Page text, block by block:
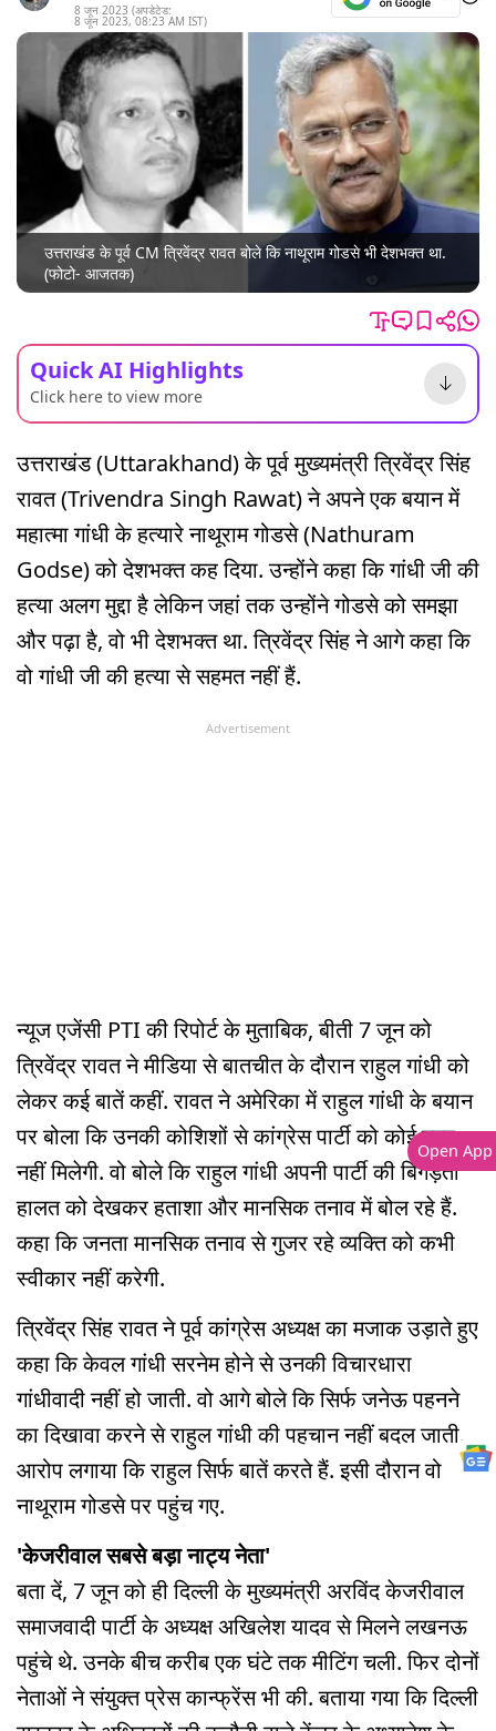
8 जून 2023 (अपडेटेड:
8 जून 2023, 08:23 AM IST)
उत्तराखंड के पूर्व CM त्रिवेंद्र रावत बोले कि नाथूराम गोडसे भी देशभक्त था.
(फोटो- आजतक)
Quick AI Highlights
Click here to view more
उत्तराखंड (Uttarakhand) के पूर्व मुख्यमंत्री त्रिवेंद्र सिंह
रावत (Trivendra Singh Rawat) ने अपने एक बयान में
महात्मा गांधी के हत्यारे नाथूराम गोडसे (Nathuram
Godse) को देशभक्त कह दिया. उन्होंने कहा कि गांधी जी की
हत्या अलग मुद्दा है लेकिन जहां तक ​​उन्होंने गोडसे को समझा
और पढ़ा है, वो भी देशभक्त था. त्रिवेंद्र सिंह ने आगे कहा कि
वो गांधी जी की हत्या से सहमत नहीं हैं.
Advertisement
न्यूज एजेंसी PTI की रिपोर्ट के मुताबिक, बीती 7 जून को
त्रिवेंद्र रावत ने मीडिया से बातचीत के दौरान राहुल गांधी को
लेकर कई बातें कहीं. रावत ने अमेरिका में राहुल गांधी के बयान
पर बोला कि उनकी कोशिशों से कांग्रेस पार्टी को कोई मदद
नहीं मिलेगी. वो बोले कि राहुल गांधी अपनी पार्टी की बिगड़ती
हालत को देखकर हताशा और मानसिक तनाव में बोल रहे हैं.
कहा कि जनता मानसिक तनाव से गुजर रहे व्यक्ति को कभी
स्वीकार नहीं करेगी.
त्रिवेंद्र सिंह रावत ने पूर्व कांग्रेस अध्यक्ष का मजाक उड़ाते हुए
कहा कि केवल गांधी सरनेम होने से उनकी विचारधारा
गांधीवादी नहीं हो जाती. वो आगे बोले कि सिर्फ जनेऊ पहनने
का दिखावा करने से राहुल गांधी की पहचान नहीं बदल जाती.
आरोप लगाया कि राहुल सिर्फ बातें करते हैं. इसी दौरान वो
नाथूराम गोडसे पर पहुंच गए.
'केजरीवाल सबसे बड़ा नाट्य नेता'
बता दें, 7 जून को ही दिल्ली के मुख्यमंत्री अरविंद केजरीवाल
समाजवादी पार्टी के अध्यक्ष अखिलेश यादव से मिलने लखनऊ
पहुंचे थे. उनके बीच करीब एक घंटे तक मीटिंग चली. फिर दोनों
नेताओं ने संयुक्त प्रेस कान्फ्रेंस भी की. बताया गया कि दिल्ली
Open App